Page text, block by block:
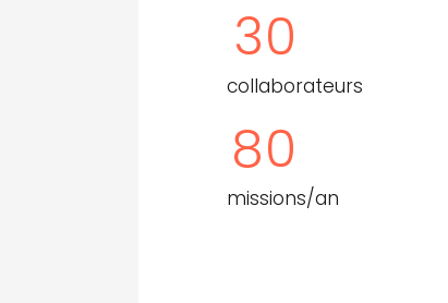
30
collaborateurs
80
missions/an